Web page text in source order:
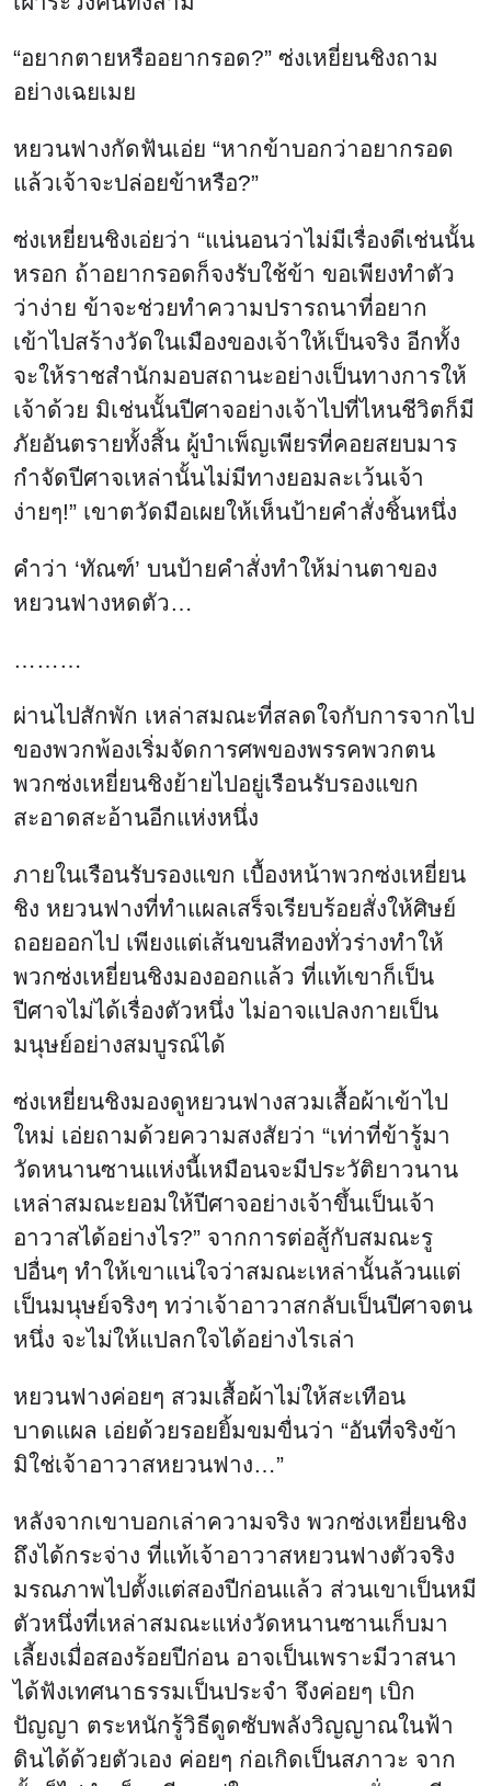
หยวนฟางกัดฟันเอ่ย “หากข้าบอกว่าอยากรอด
แล้วเจ้าจะปล่อยข้าหรือ?”
ซ่งเหยี่ยนชิงเอ่ยว่า “แน่นอนว่าไม่มีเรื่องดีเช่นนั้น
หรอก ถ้าอยากรอดก็จงรับใช้ข้า ขอเพียงทำตัว
ว่าง่าย ข้าจะช่วยทำความปรารถนาที่อยาก
เข้าไปสร้างวัดในเมืองของเจ้าให้เป็นจริง อีกทั้ง
จะให้ราชสำนักมอบสถานะอย่างเป็นทางการให้
เจ้าด้วย มิเช่นนั้นปีศาจอย่างเจ้าไปที่ไหนชีวิตก็มี
ภัยอันตรายทั้งสิ้น ผู้บำเพ็ญเพียรที่คอยสยบมาร
กำจัดปีศาจเหล่านั้นไม่มีทางยอมละเว้นเจ้า
ง่ายๆ!” เขาตวัดมือเผยให้เห็นป้ายคำสั่งชิ้นหนึ่ง
คำว่า ‘ทัณฑ์’ บนป้ายคำสั่งทำให้ม่านตาของ
หยวนฟางหดตัว…
………
ผ่านไปสักพัก เหล่าสมณะที่สลดใจกับการจากไป
ของพวกพ้องเริ่มจัดการศพของพรรคพวกตน
พวกซ่งเหยี่ยนชิงย้ายไปอยู่เรือนรับรองแขก
สะอาดสะอ้านอีกแห่งหนึ่ง
ภายในเรือนรับรองแขก เบื้องหน้าพวกซ่งเหยี่ยน
ชิง หยวนฟางที่ทำแผลเสร็จเรียบร้อยสั่งให้ศิษย์
ถอยออกไป เพียงแต่เส้นขนสีทองทั่วร่างทำให้
พวกซ่งเหยี่ยนชิงมองออกแล้ว ที่แท้เขาก็เป็น
ปีศาจไม่ได้เรื่องตัวหนึ่ง ไม่อาจแปลงกายเป็น
มนุษย์อย่างสมบูรณ์ได้
ซ่งเหยี่ยนชิงมองดูหยวนฟางสวมเสื้อผ้าเข้าไป
ใหม่ เอ่ยถามด้วยความสงสัยว่า “เท่าที่ข้ารู้มา
วัดหนานซานแห่งนี้เหมือนจะมีประวัติยาวนาน
เหล่าสมณะยอมให้ปีศาจอย่างเจ้าขึ้นเป็นเจ้า
อาวาสได้อย่างไร?” จากการต่อสู้กับสมณะรู
ปอื่นๆ ทำให้เขาแน่ใจว่าสมณะเหล่านั้นล้วนแต่
เป็นมนุษย์จริงๆ ทว่าเจ้าอาวาสกลับเป็นปีศาจตน
หนึ่ง จะไม่ให้แปลกใจได้อย่างไรเล่า
หยวนฟางค่อยๆ สวมเสื้อผ้าไม่ให้สะเทือน
บาดแผล เอ่ยด้วยรอยยิ้มขมขื่นว่า “อันที่จริงข้า
มิใช่เจ้าอาวาสหยวนฟาง…”
หลังจากเขาบอกเล่าความจริง พวกซ่งเหยี่ยนชิง
ถึงได้กระจ่าง ที่แท้เจ้าอาวาสหยวนฟางตัวจริง
มรณภาพไปตั้งแต่สองปีก่อนแล้ว ส่วนเขาเป็นหมี
ตัวหนึ่งที่เหล่าสมณะแห่งวัดหนานซานเก็บมา
เลี้ยงเมื่อสองร้อยปีก่อน อาจเป็นเพราะมีวาสนา
ได้ฟังเทศนาธรรมเป็นประจำ จึงค่อยๆ เบิก
ปัญญา ตระหนักรู้วิธีดูดซับพลังวิญญาณในฟ้า
ดินได้ด้วยตัวเอง ค่อยๆ ก่อเกิดเป็นสภาวะ จาก